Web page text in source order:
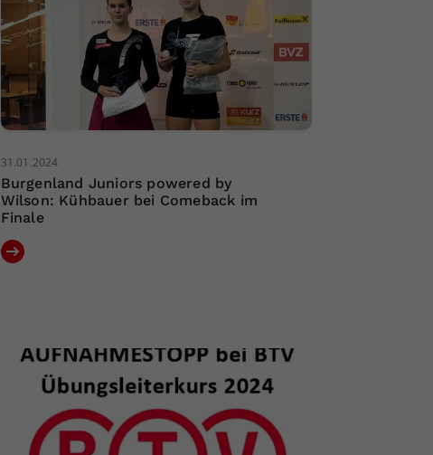
31.01.2024
Burgenland Juniors powered by
Wilson: Kühbauer bei Comeback im
Finale